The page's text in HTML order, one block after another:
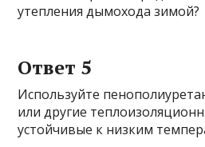
утепления дымохода зимой?
Ответ 5
Используйте
или другие
устойчивые к низким